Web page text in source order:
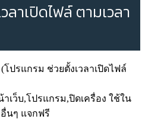
ลาเปิดไฟล์ ตามเวลา
เว็บ,โปรแกรม,ปิดเครื่อง ใช้ใน
นๆ แจกฟรี